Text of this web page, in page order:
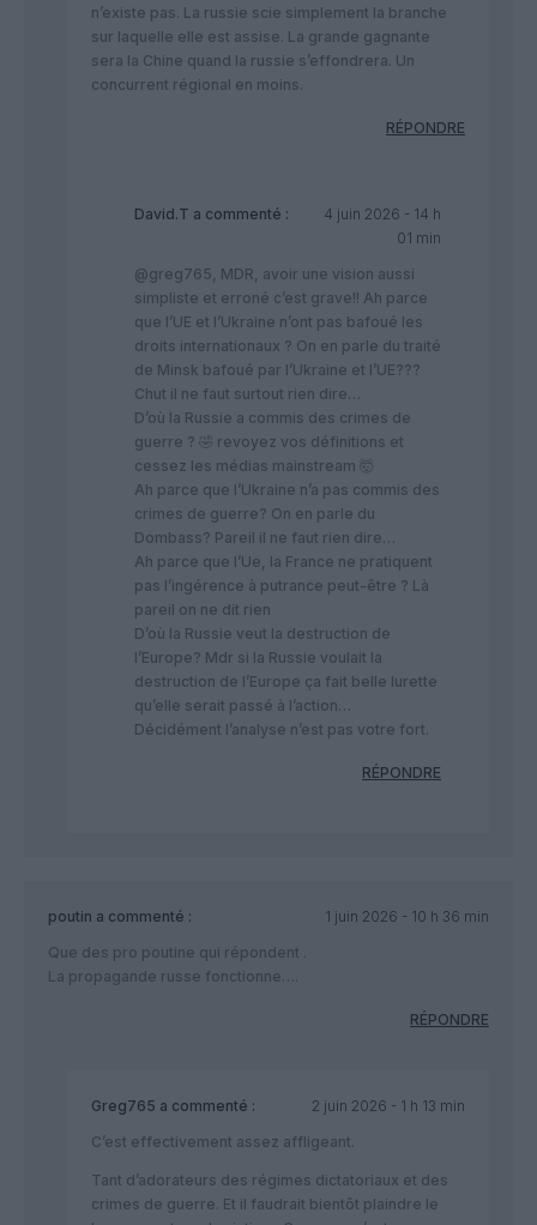
n’existe pas. La russie scie simplement la branche
sur laquelle elle est assise. La grande gagnante
sera la Chine quand la russie s’effondrera. Un
concurrent régional en moins.
RÉPONDRE
David.T a commenté :
4 juin 2026 - 14 h
01 min
@greg765, MDR, avoir une vision aussi
simpliste et erroné c’est grave!! Ah parce
que l’UE et l’Ukraine n’ont pas bafoué les
droits internationaux ? On en parle du traité
de Minsk bafoué par l’Ukraine et l’UE???
Chut il ne faut surtout rien dire…
D’où la Russie a commis des crimes de
guerre ? 🤣 revoyez vos définitions et
cessez les médias mainstream 🤯
Ah parce que l’Ukraine n’a pas commis des
crimes de guerre? On en parle du
Dombass? Pareil il ne faut rien dire…
Ah parce que l’Ue, la France ne pratiquent
pas l’ingérence à putrance peut-être ? Là
pareil on ne dit rien
D’où la Russie veut la destruction de
l’Europe? Mdr si la Russie voulait la
destruction de l’Europe ça fait belle lurette
qu’elle serait passé à l’action…
Décidément l’analyse n’est pas votre fort.
RÉPONDRE
poutin a commenté :
1 juin 2026 - 10 h 36 min
Que des pro poutine qui répondent .
La propagande russe fonctionne….
RÉPONDRE
Greg765 a commenté :
2 juin 2026 - 1 h 13 min
C’est effectivement assez affligeant.
Tant d’adorateurs des régimes dictatoriaux et des
crimes de guerre. Et il faudrait bientôt plaindre le